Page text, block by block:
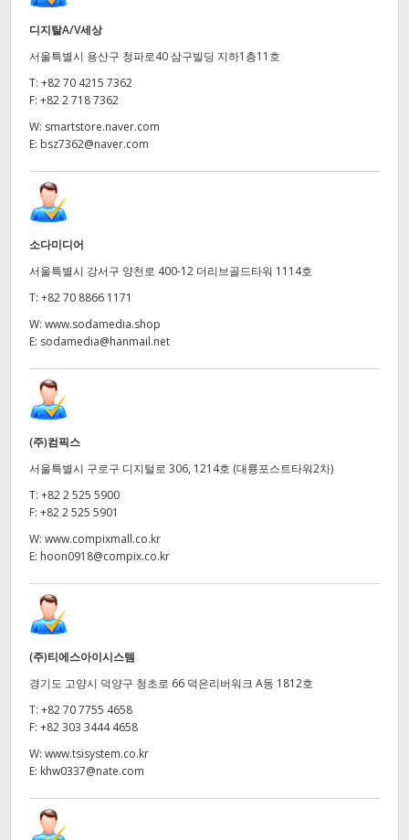
디지탈A/V세상
서울특별시 용산구 청파로40 삼구빌딩 지하1층11호
T: +82 70 4215 7362
F: +82 2 718 7362
W: smartstore.naver.com
E: bsz7362@naver.com
소다미디어
서울특별시 강서구 양천로 400-12 더리브골드타워 1114호
T: +82 70 8866 1171
W: www.sodamedia.shop
E: sodamedia@hanmail.net
(주)컴픽스
서울특별시 구로구 디지털로 306, 1214호 (대륭포스트타워2차)
T: +82 2 525 5900
F: +82 2 525 5901
W: www.compixmall.co.kr
E: hoon0918@compix.co.kr
(주)티에스아이시스템
경기도 고양시 덕양구 청초로 66 덕은리버워크 A동 1812호
T: +82 70 7755 4658
F: +82 303 3444 4658
W: www.tsisystem.co.kr
E: khw0337@nate.com